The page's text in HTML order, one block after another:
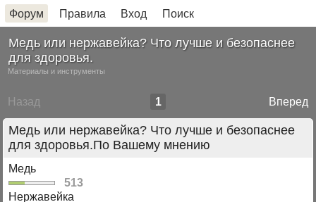
Форум Правила Вход Поиск
Медь или нержавейка? Что лучше и безопаснее
для здоровья.
Материалы и инструменты
Назад Вперед
1
Медь или нержавейка? Что лучше и безопаснее
для здоровья.По Вашему мнению
Медь
513
Нержавейка